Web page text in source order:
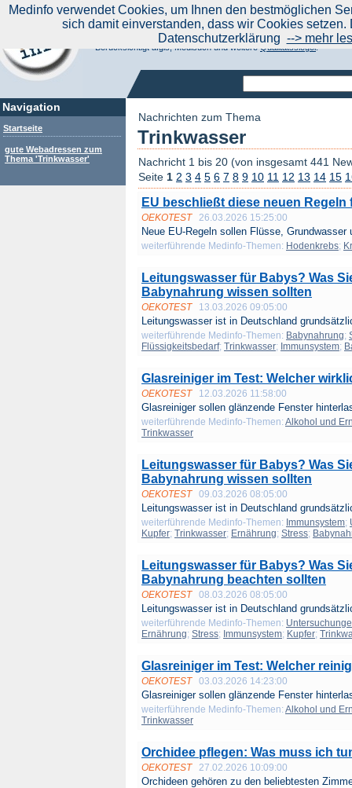
Navigation
Startseite
gute Webadressen zum
Thema 'Trinkwasser'
Aktuelle Nachrichten|
Suchen Sie noch oder Finden Sie schon?
Medinfo.de - Meta-Portal für Gesundheitsthemen
Berücksichtigt afgis, Medisuch und weitereQualitätssiegel.
Nachrichten zum Thema
Trinkwasser
Nachricht 1 bis 20 (von insgesamt 441
Seite 1 2 3 4 5 6 7 8 9 10 11 12 13 14 15
EU beschließt diese neuen Regeln
OEKOTEST 26.03.2026 15:25:00
Neue EU-Regeln sollen Flüsse, Grundwasser
weiterführende Medinfo-Themen: Hodenkrebs;
Leitungswasser für Babys? Was
Babynahrung wissen sollten
OEKOTEST 13.03.2026 09:05:00
Leitungswasser ist in Deutschland
weiterführende Medinfo-Themen: Babynahrung;
Flüssigkeitsbedarf; Trinkwasser; Immunsystem;
Glasreiniger im Test: Welcher
OEKOTEST 12.03.2026 11:58:00
Glasreiniger sollen glänzende Fenster
weiterführende Medinfo-Themen: Alkohol und
Trinkwasser
Leitungswasser für Babys? Was
Babynahrung wissen sollten
OEKOTEST 09.03.2026 08:05:00
Leitungswasser ist in Deutschland
weiterführende Medinfo-Themen: Immunsystem;
Kupfer; Trinkwasser; Ernährung; Stress;
Leitungswasser für Babys? Was
Babynahrung beachten sollten
OEKOTEST 08.03.2026 08:05:00
Leitungswasser ist in Deutschland
weiterführende Medinfo-Themen:
Ernährung; Stress; Immunsystem; Kupfer;
Glasreiniger im Test: Welcher
OEKOTEST 03.03.2026 14:23:00
Glasreiniger sollen glänzende Fenster
weiterführende Medinfo-Themen: Alkohol und
Trinkwasser
Orchidee pflegen: Was muss ich
OEKOTEST 27.02.2026 10:09:00
Orchideen gehören zu den beliebtesten
Medinfo verwendet Cookies, um Ihnen den bestmöglichen
sich damit einverstanden, dass wir Cookies
Datenschutzerklärung --> mehr